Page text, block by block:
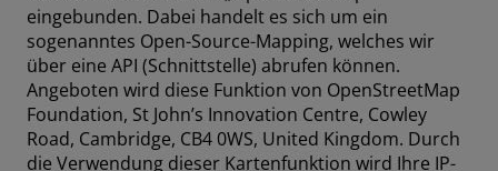
eingebunden. Dabei handelt es sich um ein
sogenanntes Open-Source-Mapping, welches wir
über eine API (Schnittstelle) abrufen können.
Angeboten wird diese Funktion von OpenStreetMap
Foundation, St John’s Innovation Centre, Cowley
Road, Cambridge, CB4 0WS, United Kingdom. Durch
die Verwendung dieser Kartenfunktion wird Ihre IP-